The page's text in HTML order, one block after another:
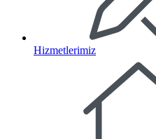
Hizmetlerimiz